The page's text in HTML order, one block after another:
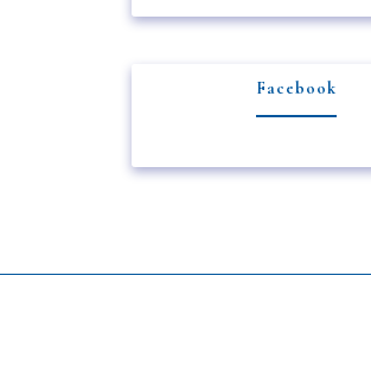
Facebook